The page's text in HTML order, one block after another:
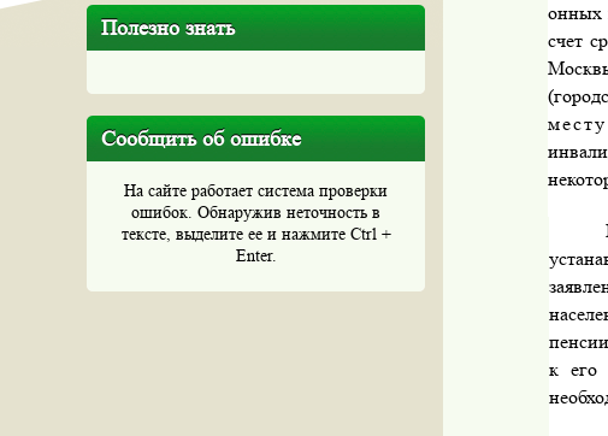
Полезно знать
Сообщить об ошибке
На сайте работает система проверки
ошибок. Обнаружив неточность в
тексте, выделите ее и нажмите Ctrl +
Enter.
онных
счет
месту
к его